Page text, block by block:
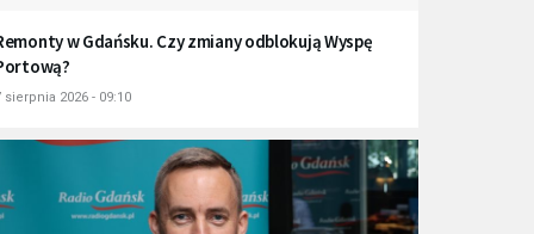
w Gdańsku. Czy zmiany odblokują Wyspę
sierpnia 2026 - 09:10